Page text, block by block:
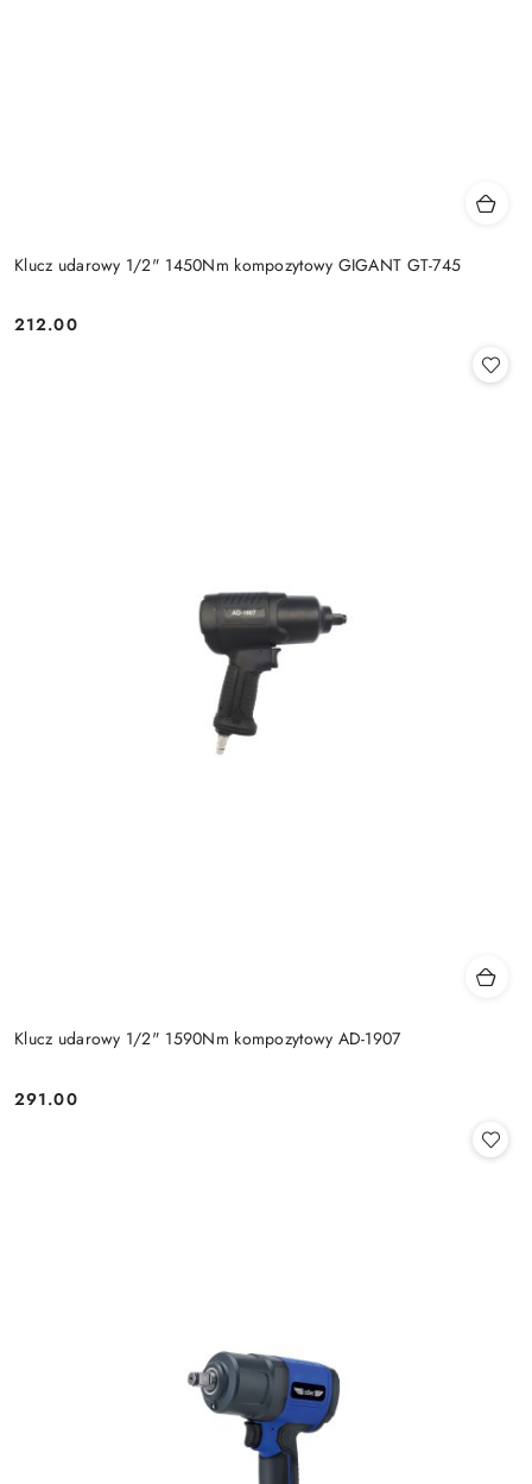
Klucz udarowy 1/2" 1450Nm kompozytowy GIGANT GT-745
Cena:
212.00
Klucz udarowy 1/2" 1590Nm kompozytowy AD-1907
Cena:
291.00